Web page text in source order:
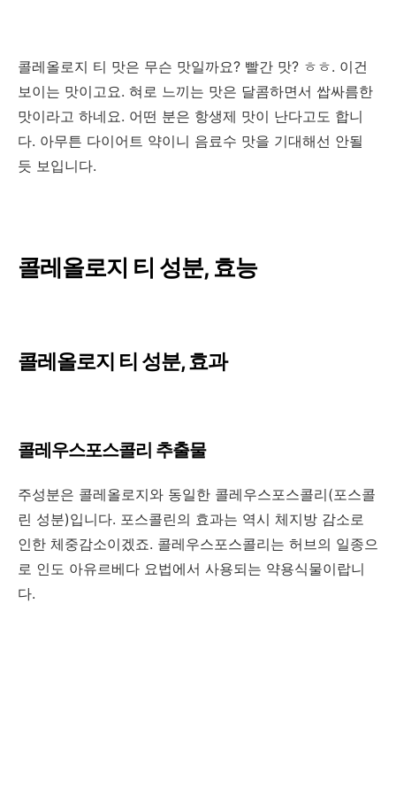
콜레올로지 티 맛은 무슨 맛일까요? 빨간 맛? ㅎㅎ. 이건
보이는 맛이고요. 혀로 느끼는 맛은 달콤하면서 쌉싸름한
맛이라고 하네요. 어떤 분은 항생제 맛이 난다고도 합니
다. 아무튼 다이어트 약이니 음료수 맛을 기대해선 안될
듯 보입니다.
콜레올로지 티 성분, 효능
콜레올로지 티 성분, 효과
콜레우스포스콜리 추출물
주성분은 콜레올로지와 동일한 콜레우스포스콜리(포스콜
린 성분)입니다. 포스콜린의 효과는 역시 체지방 감소로
인한 체중감소이겠죠. 콜레우스포스콜리는 허브의 일종으
로 인도 아유르베다 요법에서 사용되는 약용식물이랍니
다.